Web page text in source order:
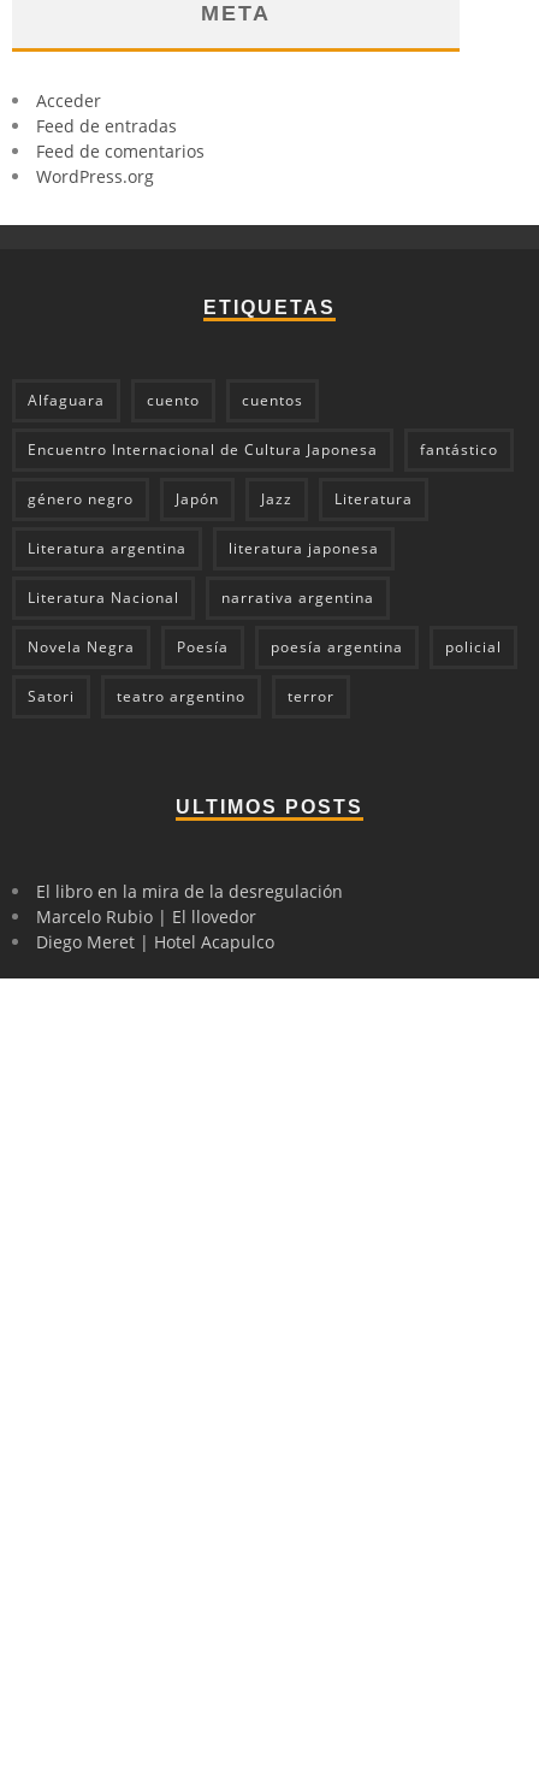
META
Acceder
Feed de entradas
Feed de comentarios
WordPress.org
ETIQUETAS
Alfaguara cuento cuentos
Encuentro Internacional de Cultura Japonesa fantástico
género negro Japón Jazz Literatura
Literatura argentina literatura japonesa
Literatura Nacional narrativa argentina
Novela Negra Poesía poesía argentina policial
Satori teatro argentino terror
ULTIMOS POSTS
El libro en la mira de la desregulación
Marcelo Rubio | El llovedor
Diego Meret | Hotel Acapulco